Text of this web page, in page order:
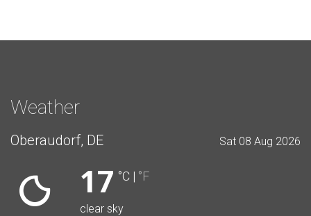
Weather
Oberaudorf, DE Sat 08 Aug 2026
17 °C | °F
clear sky